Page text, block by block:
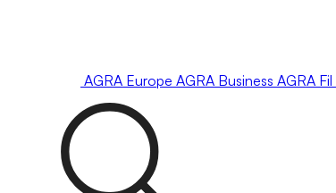
AGRA Europe AGRA Business AGRA Fil